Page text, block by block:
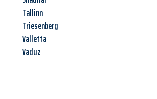
Tallinn
Triesenberg
Valletta
Vaduz